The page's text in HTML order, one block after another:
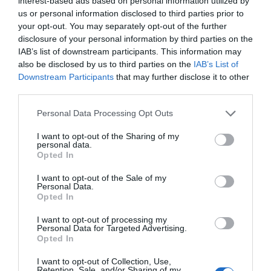
us or personal information disclosed to third parties prior to
your opt-out. You may separately opt-out of the further
disclosure of your personal information by third parties on the
IAB’s list of downstream participants. This information may
also be disclosed by us to third parties on the IAB’s List of
Downstream Participants that may further disclose it to other
Personal Data Processing Opt Outs
I want to opt-out of the Sharing of my
personal data.
Opted In
I want to opt-out of the Sale of my
Personal Data.
Opted In
I want to opt-out of processing my
Personal Data for Targeted Advertising.
Opted In
I want to opt-out of Collection, Use,
en impresor.Al llegar a su lugar de trabajo adquirió
otro cargo, fue nombradoJefe de Rotativas de Las
Provincias.Más de 120 años saliendo juntos.
En esa máquina las imágenes a reflejar se curvan
alrededor de un cilindro, un rodillo... Elsalto hacia el
terminología como huecograbado y flexografía en un
mismo aparato. Las tiradas de periódicos aumentaron
tanto en volumen como en calidad al volver a Valencia
y poner en esas planchas las noticias de “Las
Provincias”.
cuando mi padre volvió a Valencia¡Cuánto lo añoré!
Anecdóticamente os cuento que una vez llamó a mi
hogar D.Enrique Reyna, uno de los dueños del